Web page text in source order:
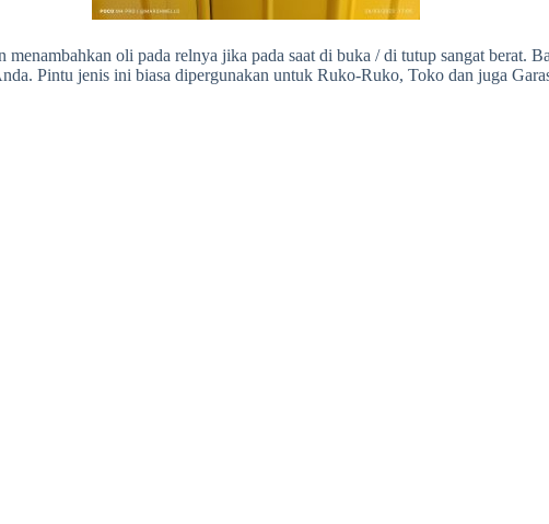
oli pada relnya jika pada saat di buka / di tutup sangat berat.
Pintu jenis ini biasa dipergunakan untuk Ruko-Ruko, Toko dan juga